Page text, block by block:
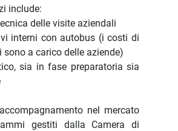
include:
delle visite aziendali
interni con autobus (i costi di
a carico delle aziende)
sia in fase preparatoria sia
nel mercato
gestiti dalla Camera di